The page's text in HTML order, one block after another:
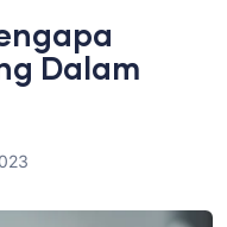
Dalam